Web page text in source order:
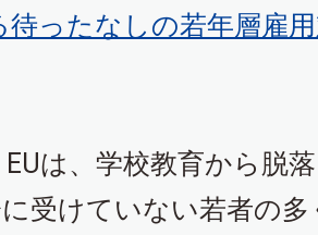
待ったなしの若年層雇
は、学校教育から脱
受けていない若者の